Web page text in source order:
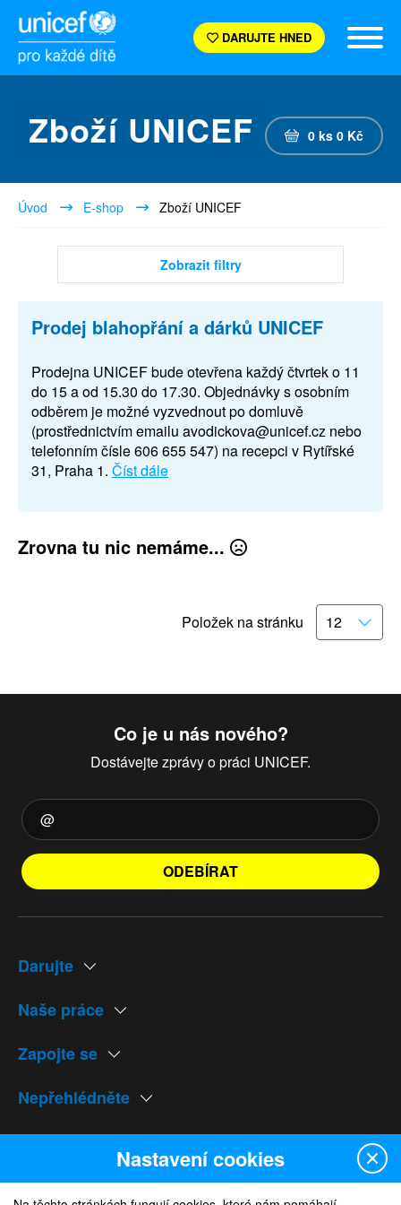
DARUJTE HNED
Zboží UNICEF 0 ks 0 Kč
Úvod E-shop Zboží UNICEF
Zobrazit filtry
Prodej blahopřání a dárků UNICEF
Prodejna UNICEF bude otevřena každý čtvrtek o 11
do 15 a od 15.30 do 17.30. Objednávky s osobním
odběrem je možné vyzvednout po domluvě
(prostřednictvím emailu avodickova@unicef.cz nebo
telefonním čísle 606 655 547) na recepci v Rytířské
31, Praha 1. Číst dále
Zrovna tu nic nemáme...
Položek na stránku
Co je u nás nového?
Dostávejte zprávy o práci UNICEF.
ODEBÍRAT
Darujte
Naše práce
Zapojte se
Nepřehlédněte
Naše weby
Nastavení cookies